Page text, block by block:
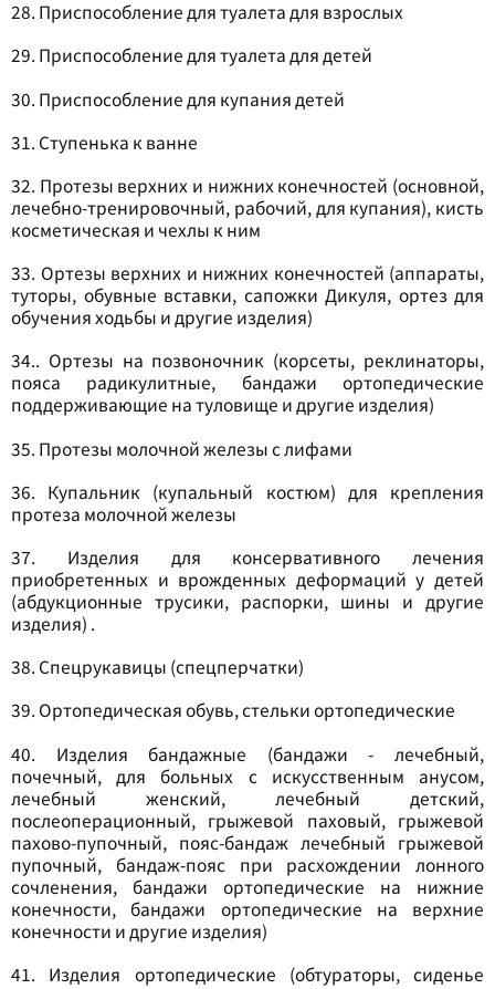
28. Приспособление для туалета для взрослых
29. Приспособление для туалета для детей
30. Приспособление для купания детей
31. Ступенька к ванне
32. Протезы верхних и нижних конечностей (основной,
лечебно-тренировочный, рабочий, для купания), кисть
косметическая и чехлы к ним
33. Ортезы верхних и нижних конечностей (аппараты,
туторы, обувные вставки, сапожки Дикуля, ортез для
обучения ходьбы и другие изделия)
34.. Ортезы на позвоночник (корсеты, реклинаторы,
пояса радикулитные, бандажи ортопедические
поддерживающие на туловище и другие изделия)
35. Протезы молочной железы с лифами
36. Купальник (купальный костюм) для крепления
протеза молочной железы
37. Изделия для консервативного лечения
приобретенных и врожденных деформаций у детей
(абдукционные трусики, распорки, шины и другие
изделия) .
38. Спецрукавицы (спецперчатки)
39. Ортопедическая обувь, стельки ортопедические
40. Изделия бандажные (бандажи - лечебный,
почечный, для больных с искусственным анусом,
лечебный женский, лечебный детский,
послеоперационный, грыжевой паховый, грыжевой
пахово-пупочный, пояс-бандаж лечебный грыжевой
пупочный, бандаж-пояс при расхождении лонного
сочленения, бандажи ортопедические на нижние
конечности, бандажи ортопедические на верхние
конечности и другие изделия)
41. Изделия ортопедические (обтураторы, сиденье